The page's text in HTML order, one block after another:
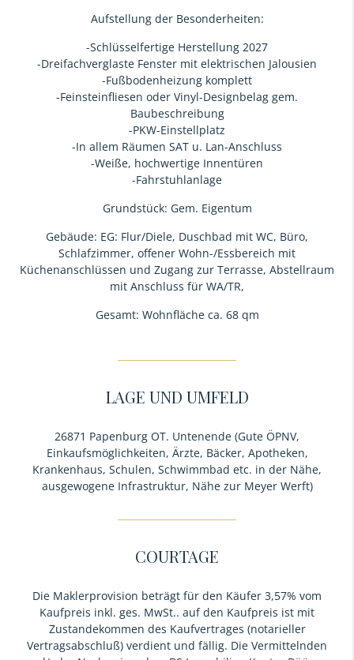
Aufstellung der Besonderheiten:
-Schlüsselfertige Herstellung 2027
-Dreifachverglaste Fenster mit elektrischen Jalousien
-Fußbodenheizung komplett
-Feinsteinfliesen oder Vinyl-Designbelag gem.
Baubeschreibung
-PKW-Einstellplatz
-In allem Räumen SAT u. Lan-Anschluss
-Weiße, hochwertige Innentüren
-Fahrstuhlanlage
Grundstück: Gem. Eigentum
Gebäude: EG: Flur/Diele, Duschbad mit WC, Büro,
Schlafzimmer, offener Wohn-/Essbereich mit
Küchenanschlüssen und Zugang zur Terrasse, Abstellraum
mit Anschluss für WA/TR,
Gesamt: Wohnfläche ca. 68 qm
LAGE UND UMFELD
26871 Papenburg OT. Untenende (Gute ÖPNV,
Einkaufsmöglichkeiten, Ärzte, Bäcker, Apotheken,
Krankenhaus, Schulen, Schwimmbad etc. in der Nähe,
ausgewogene Infrastruktur, Nähe zur Meyer Werft)
COURTAGE
Die Maklerprovision beträgt für den Käufer 3,57% vom
Kaufpreis inkl. ges. MwSt.. auf den Kaufpreis ist mit
Zustandekommen des Kaufvertrages (notarieller
Vertragsabschluß) verdient und fällig. Die Vermittelnden